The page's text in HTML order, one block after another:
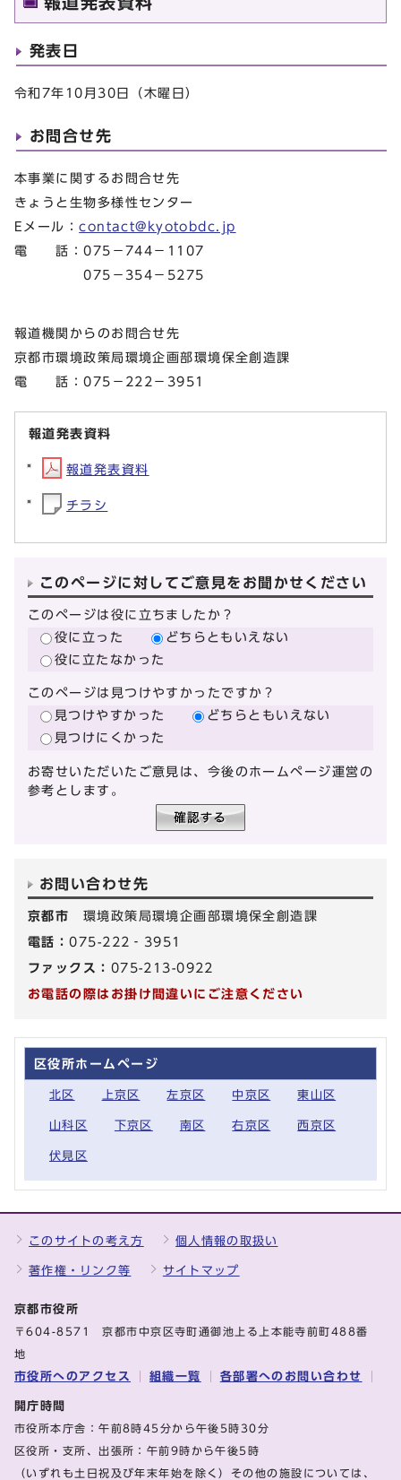
発表日
令和7年10月30日（木曜日）
お問合せ先
本事業に関するお問合せ先
きょうと生物多様性センター
Eメール：contact@kyotobdc.jp
電 話：075－744－1107
075－354－5275
報道機関からのお問合せ先
京都市環境政策局環境企画部環境保全創造課
電 話：075－222－3951
報道発表資料
報道発表資料
チラシ
このページに対してご意見をお聞かせください
このページは役に立ちましたか？
役に立った
どちらともいえない
役に立たなかった
このページは見つけやすかったですか？
見つけやすかった
どちらともいえない
見つけにくかった
お寄せいただいたご意見は、今後のホームページ運営の
参考とします。
お問い合わせ先
京都市 環境政策局環境企画部環境保全創造課
電話：075-222‐3951
ファックス： 075-213-0922
お電話の際はお掛け間違いにご注意ください
区役所ホームページ
北区 上京区 左京区 中京区 東山区
山科区 下京区 南区 右京区 西京区
伏見区
このサイトの考え方 個人情報の取扱い
著作権・リンク等 サイトマップ
京都市役所
〒604-8571 京都市中京区寺町通御池上る上本能寺前町488番
地
市役所へのアクセス 組織一覧 各部署へのお問い合わせ
開庁時間
市役所本庁舎：午前8時45分から午後5時30分
区役所・支所、出張所：午前9時から午後5時
（いずれも土日祝及び年末年始を除く）その他の施設については、